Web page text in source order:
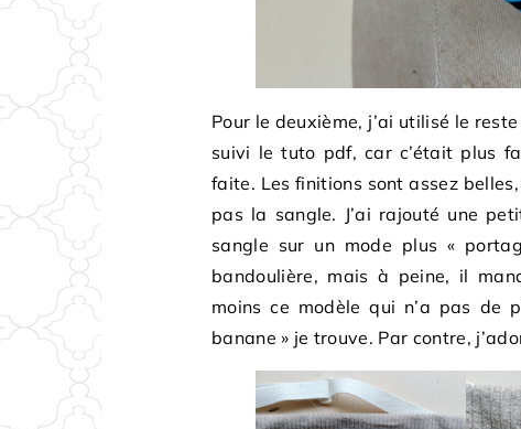
Pour le deuxième, j’ai utilisé le
suivi le tuto pdf, car c’était plus
faite. Les finitions sont assez
pas la sangle. J’ai rajouté une
sangle sur un mode plus «
bandoulière, mais à peine, il
moins ce modèle qui n’a pas
banane » je trouve. Par contre,